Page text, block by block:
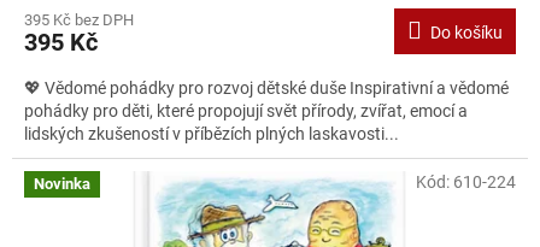
395 Kč bez DPH
395 Kč Do košíku
💖 Vědomé pohádky pro rozvoj dětské duše Inspirativní a vědomé
pohádky pro děti, které propojují svět přírody, zvířat, emocí a
lidských zkušeností v příbězích plných laskavosti...
Novinka Kód: 610-224